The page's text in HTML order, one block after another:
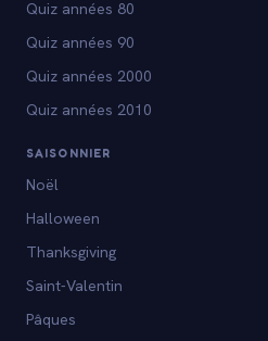
Quiz années 80
Quiz années 90
Quiz années 2000
Quiz années 2010
SAISONNIER
Noël
Halloween
Thanksgiving
Saint-Valentin
Pâques